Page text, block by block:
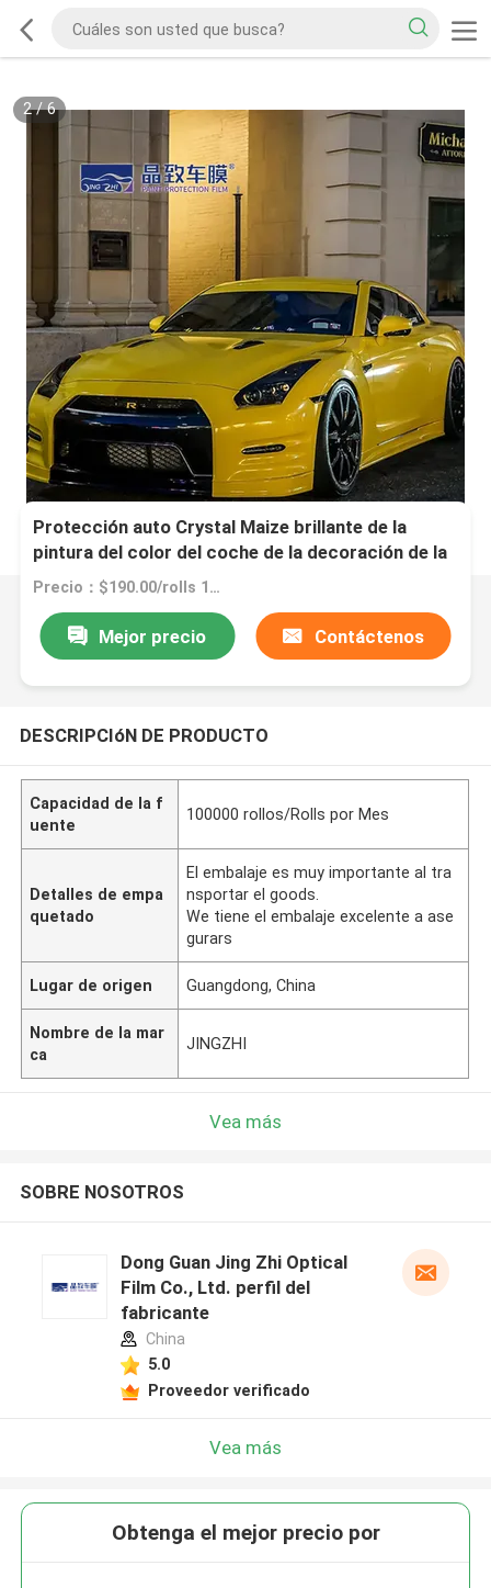
2/6
Protección auto Crystal Maize brillante de la
pintura del color del coche de la decoración de la
película del abrigo auto amarillo del vinilo
Precio：$190.00/rolls 1-14 rolls
Mejor precio Contáctenos
DESCRIPCIóN DE PRODUCTO
Capacidad de la f
uente
100000 rollos/Rolls por Mes
Detalles de empa
quetado
El embalaje es muy importante al tra
nsportar el goods.
We tiene el embalaje excelente a ase
gurars
Lugar de origen Guangdong, China
Nombre de la mar
ca
JINGZHI
Vea más
SOBRE NOSOTROS
Dong Guan Jing Zhi Optical
Film Co., Ltd. perfil del
fabricante
China
5.0
Proveedor verificado
Vea más
Obtenga el mejor precio por